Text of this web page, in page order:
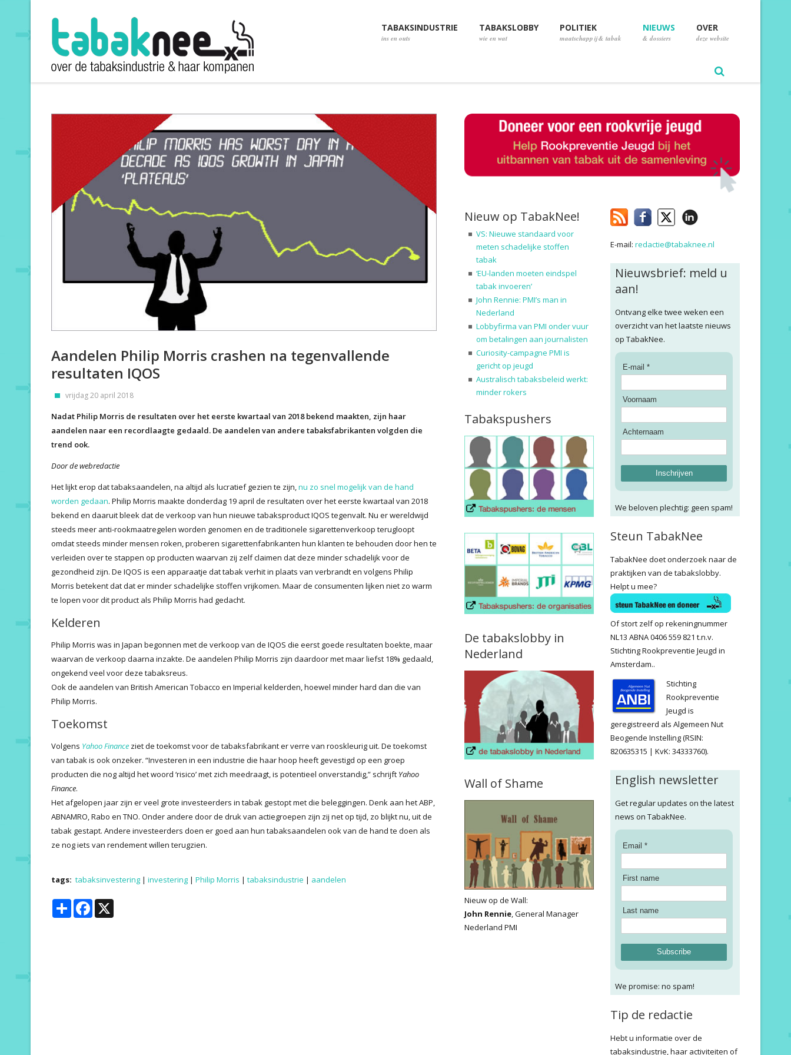
TABAKSINDUSTRIE
ins en outs
TABAKSLOBBY
wie en wat
POLITIEK
maatschappij & tabak
NIEUWS
& dossiers
OVER
deze website
Aandelen Philip Morris crashen na tegenvallende
resultaten IQOS
vrijdag 20 april 2018
Nadat Philip Morris de resultaten over het eerste kwartaal van 2018 bekend maakten, zijn haar
aandelen naar een recordlaagte gedaald. De aandelen van andere tabaksfabrikanten volgden die
trend ook.
Door de webredactie
Het lijkt erop dat tabaksaandelen, na altijd als lucratief gezien te zijn,nu zo snel mogelijk van de hand
worden gedaan. Philip Morris maakte donderdag 19 april de resultaten over het eerste kwartaal van 2018
bekend en daaruit bleek dat de verkoop van hun nieuwe tabaksproduct IQOS tegenvalt. Nu er wereldwijd
steeds meer anti-rookmaatregelen worden genomen en de traditionele sigarettenverkoop terugloopt
omdat steeds minder mensen roken, proberen sigarettenfabrikanten hun klanten te behouden door hen te
verleiden over te stappen op producten waarvan zij zelf claimen dat deze minder schadelijk voor de
gezondheid zijn. De IQOS is een apparaatje dat tabak verhit in plaats van verbrandt en volgens Philip
Morris betekent dat dat er minder schadelijke stoffen vrijkomen. Maar de consumenten lijken niet zo warm
te lopen voor dit product als Philip Morris had gedacht.
Kelderen
Philip Morris was in Japan begonnen met de verkoop van de IQOS die eerst goede resultaten boekte, maar
waarvan de verkoop daarna inzakte. De aandelen Philip Morris zijn daardoor met maar liefst 18% gedaald,
ongekend veel voor deze tabaksreus.
Ook de aandelen van British American Tobacco en Imperial kelderden, hoewel minder hard dan die van
Philip Morris.
Toekomst
Volgens Yahoo Finance ziet de toekomst voor de tabaksfabrikant er verre van rooskleurig uit. De toekomst
van tabak is ook onzeker. “Investeren in een industrie die haar hoop heeft gevestigd op een groep
producten die nog altijd het woord ‘risico’ met zich meedraagt, is potentieel onverstandig,” schrijft Yahoo
Finance.
Het afgelopen jaar zijn er veel grote investeerders in tabak gestopt met die beleggingen. Denk aan het ABP,
ABNAMRO, Rabo en TNO. Onder andere door de druk van actiegroepen zijn zij net op tijd, zo blijkt nu, uit de
tabak gestapt. Andere investeerders doen er goed aan hun tabaksaandelen ook van de hand te doen als
ze nog iets van rendement willen terugzien.
tags: tabaksinvestering | investering | Philip Morris | tabaksindustrie | aandelen
Share Facebook
Nieuw op TabakNee!
VS: Nieuwe standaard voor
meten schadelijke stoffen
tabak
‘EU-landen moeten eindspel
tabak invoeren’
John Rennie: PMI’s man in
Nederland
Lobbyfirma van PMI onder vuur
om betalingen aan journalisten
Curiosity-campagne PMI is
gericht op jeugd
Australisch tabaksbeleid werkt:
minder rokers
Tabakspushers
De tabakslobby in
Nederland
Wall of Shame
Nieuw op de Wall:
John Rennie, General Manager
Nederland PMI
E-mail:redactie@tabaknee.nl
Nieuwsbrief: meld u
aan!
Ontvang elke twee weken een
overzicht van het laatste nieuws
op TabakNee.
E-mail *
Voornaam
Achternaam
Inschrijven
We beloven plechtig: geen spam!
Steun TabakNee
TabakNee doet onderzoek naar de
praktijken van de tabakslobby.
Helpt u mee?
Of stort zelf op rekeningnummer
NL13 ABNA 0406 559 821 t.n.v.
Stichting Rookpreventie Jeugd in
Amsterdam..
Stichting
Rookpreventie
Jeugd is
geregistreerd als Algemeen Nut
Beogende Instelling (RSIN:
820635315 | KvK: 34333760).
English newsletter
Get regular updates on the latest
news on TabakNee.
Email *
First name
Last name
Subscribe
We promise: no spam!
Tip de redactie
Hebt u informatie over de
tabaksindustrie, haar activiteiten of